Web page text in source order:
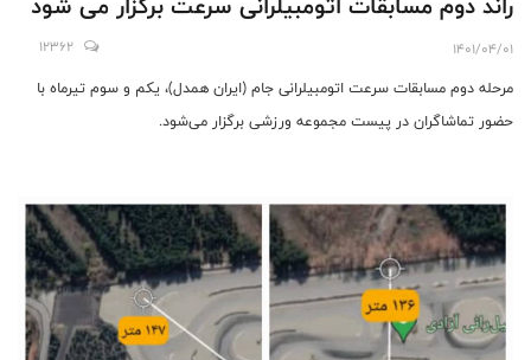
1401/04/01
12362
مرحله دوم مسابقات سرعت اتومبیلرانی جام (ایران همدل)، یکم و سوم تیرماه با
حضور تماشاگران در پیست مجموعه ورزشی برگزار می‌شود.